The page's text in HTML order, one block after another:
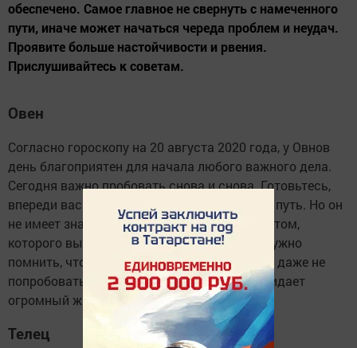
обеспечено. Самое главное не свернуть с намеченного
пути, иначе может начаться череда проблем и неудач.
Проявите больше настойчивости и рвения.
Прислушивайтесь к советам.
Овен
Согласно гороскопу на 20 августа 2020 года, у Овнов
день благоприятен для начала любого важного дела.
Сегодня важно пробовать снова и снова. Готовьтесь,
впереди вас ожидает большой и тернистый путь. Но он
не имеет значения по сравнению с результатом,
которого вы можете достичь. Вам просто нужно
помнить, что ошибаться не стыдно, стыдно даже не
попробовать. Наберитесь терпения. Вас ожидает
огромный жизненный опыт.
Телец